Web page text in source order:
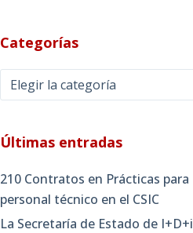
Categorías
Categorías
Últimas entradas
210 Contratos en Prácticas para
personal técnico en el CSIC
La Secretaría de Estado de I+D+i